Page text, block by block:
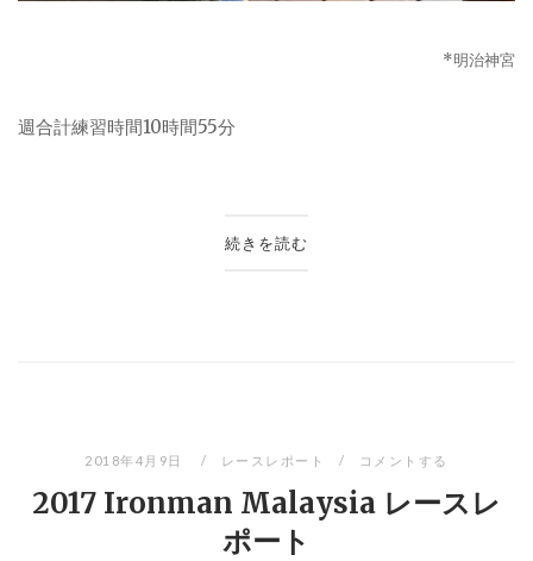
*明治神宮
週合計練習時間10時間55分
続きを読む
2018年4月9日 レースレポート コメントする
2017 Ironman Malaysia レースレ
ポート